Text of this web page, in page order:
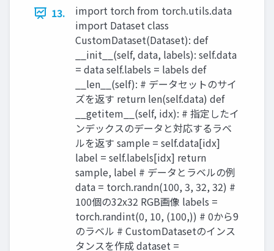
13.
import torch from torch.utils.data
import Dataset class
CustomDataset(Dataset): def
__init__(self, data, labels): self.data
= data self.labels = labels def
__len__(self): # データセットのサイ
ズを返す return len(self.data) def
__getitem__(self, idx): # 指定したイ
ンデックスのデータと対応するラベ
ルを返す sample = self.data[idx]
label = self.labels[idx] return
sample, label # データとラベルの例
data = torch.randn(100, 3, 32, 32) #
100個の32x32 RGB画像 labels =
torch.randint(0, 10, (100,)) # 0から9
のラベル # CustomDatasetのインス
タンスを作成 dataset =